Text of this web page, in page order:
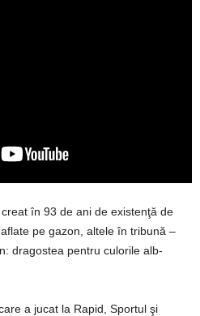
în 93 de ani de existenţă de
pe gazon, altele în tribună –
dragostea pentru culorile alb-
a jucat la Rapid, Sportul şi